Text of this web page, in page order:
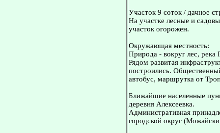
Участок 9 соток / дачное
На участке лесные и
участок огорожен.
Окружающая местность:
Природа - вокруг лес, река
Рядом развитая
построились.
автобус, маршрутка от
Ближайшие населенные
деревня Алексеевка.
Административная
городской округ